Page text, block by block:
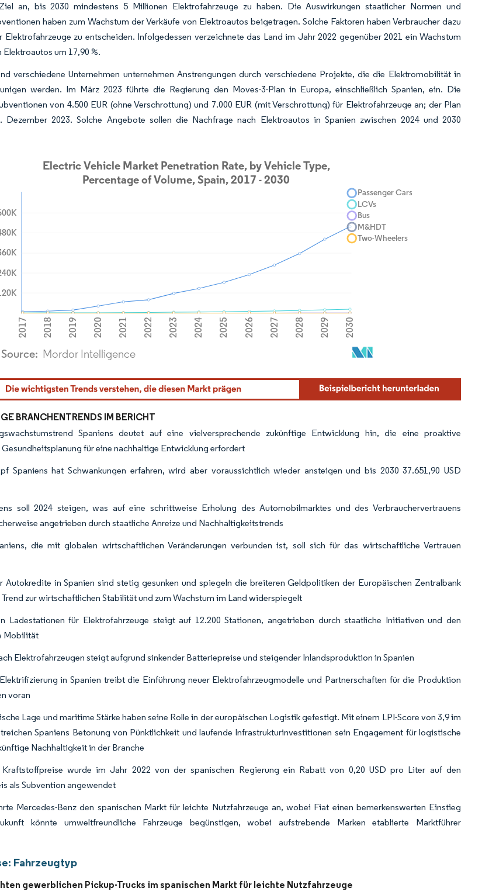
an, bis 2030 mindestens 5 Millionen Elektrofahrzeuge zu haben. Die Auswirkungen staatlicher Normen und
haben zum Wachstum der Verkäufe von Elektroautos beigetragen. Solche Faktoren haben Verbraucher dazu
zu entscheiden. Infolgedessen verzeichnete das Land im Jahr 2022 gegenüber 2021 ein Wachstum
um 17,90 %.
verschiedene Unternehmen unternehmen Anstrengungen durch verschiedene Projekte, die die Elektromobilität in
werden. Im März 2023 führte die Regierung den Moves-3-Plan in Europa, einschließlich Spanien, ein. Die
von 4.500 EUR (ohne Verschrottung) und 7.000 EUR (mit Verschrottung) für Elektrofahrzeuge an; der Plan
2023. Solche Angebote sollen die Nachfrage nach Elektroautos in Spanien zwischen 2024 und 2030
Wiederverwendung erfordert Namensnennung gemäß CC BY 4.0.
BRANCHENTRENDS IM BERICHT
Spaniens deutet auf eine vielversprechende zukünftige Entwicklung hin, die eine proaktive
Gesundheitsplanung für eine nachhaltige Entwicklung erfordert
Spaniens hat Schwankungen erfahren, wird aber voraussichtlich wieder ansteigen und bis 2030 37.651,90 USD
soll 2024 steigen, was auf eine schrittweise Erholung des Automobilmarktes und des Verbrauchervertrauens
angetrieben durch staatliche Anreize und Nachhaltigkeitstrends
die mit globalen wirtschaftlichen Veränderungen verbunden ist, soll sich für das wirtschaftliche Vertrauen
Autokredite in Spanien sind stetig gesunken und spiegeln die breiteren Geldpolitiken der Europäischen Zentralbank
zur wirtschaftlichen Stabilität und zum Wachstum im Land widerspiegelt
Ladestationen für Elektrofahrzeuge steigt auf 12.200 Stationen, angetrieben durch staatliche Initiativen und den
Mobilität
Elektrofahrzeugen steigt aufgrund sinkender Batteriepreise und steigender Inlandsproduktion in Spanien
in Spanien treibt die Einführung neuer Elektrofahrzeugmodelle und Partnerschaften für die Produktion
voran
Lage und maritime Stärke haben seine Rolle in der europäischen Logistik gefestigt. Mit einem LPI-Score von 3,9 im
Spaniens Betonung von Pünktlichkeit und laufende Infrastrukturinvestitionen sein Engagement für logistische
Nachhaltigkeit in der Branche
wurde im Jahr 2022 von der spanischen Regierung ein Rabatt von 0,20 USD pro Liter auf den
als Subvention angewendet
Mercedes-Benz den spanischen Markt für leichte Nutzfahrzeuge an, wobei Fiat einen bemerkenswerten Einstieg
könnte umweltfreundliche Fahrzeuge begünstigen, wobei aufstrebende Marken etablierte Marktführer
Fahrzeugtyp
gewerblichen Pickup-Trucks im spanischen Markt für leichte Nutzfahrzeuge